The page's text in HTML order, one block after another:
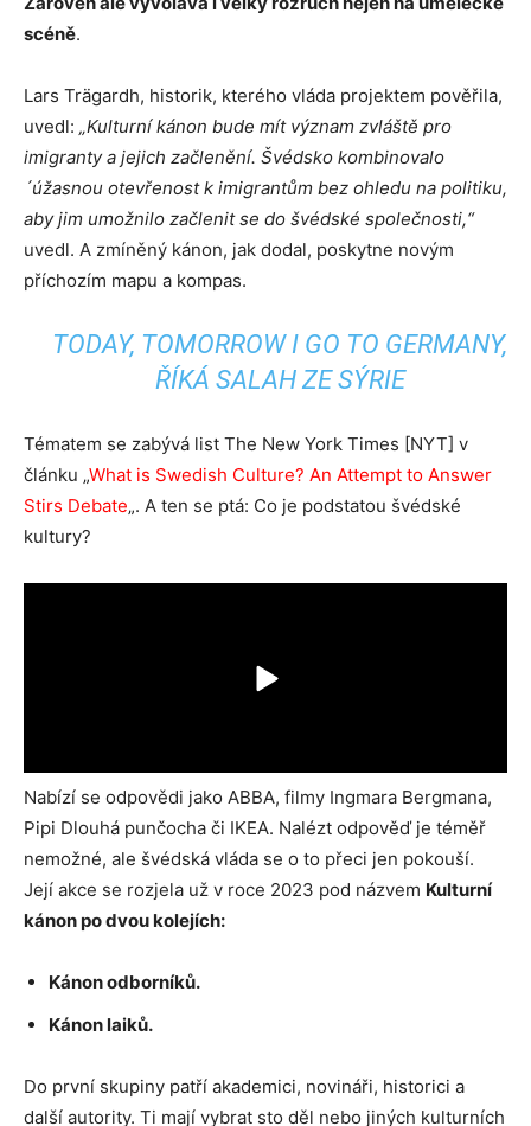
scéně.
Lars Trägardh, historik, kterého vláda projektem pověřila,
uvedl: „Kulturní kánon bude mít význam zvláště pro
imigranty a jejich začlenění. Švédsko kombinovalo
´úžasnou otevřenost k imigrantům bez ohledu na politiku,
aby jim umožnilo začlenit se do švédské společnosti,“
uvedl. A zmíněný kánon, jak dodal, poskytne novým
příchozím mapu a kompas.
TODAY, TOMORROW I GO TO GERMANY,
ŘÍKÁ SALAH ZE SÝRIE
Tématem se zabývá list The New York Times [NYT] v
článku „What is Swedish Culture? An Attempt to Answer
Stirs Debate„. A ten se ptá: Co je podstatou švédské
kultury?
Nabízí se odpovědi jako ABBA, filmy Ingmara Bergmana,
Pipi Dlouhá punčocha či IKEA. Nalézt odpověď je téměř
nemožné, ale švédská vláda se o to přeci jen pokouší.
Její akce se rozjela už v roce 2023 pod názvem Kulturní
kánon po dvou kolejích:
Kánon odborníků.
Kánon laiků.
Do první skupiny patří akademici, novináři, historici a
další autority. Ti mají vybrat sto děl nebo jiných kulturních